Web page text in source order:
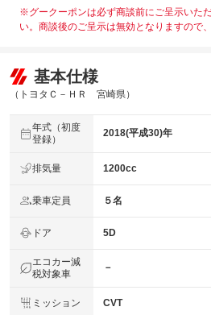
※グークーポンは必ず商談前にご呈示いた
い。商談後のご呈示は無効となりますので
基本仕様
（トヨタＣ－ＨＲ 宮崎県）
年式（初度
登録）
2018(平成30)年
排気量 1200cc
乗車定員 ５名
ドア 5D
エコカー減
税対象車
－
ミッション CVT